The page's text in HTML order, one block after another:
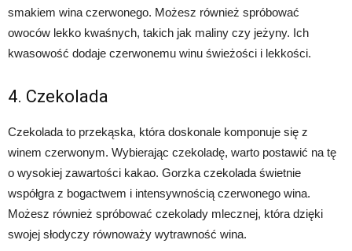
smakiem wina czerwonego. Możesz również spróbować
owoców lekko kwaśnych, takich jak maliny czy jeżyny. Ich
kwasowość dodaje czerwonemu winu świeżości i lekkości.
4. Czekolada
Czekolada to przekąska, która doskonale komponuje się z
winem czerwonym. Wybierając czekoladę, warto postawić na tę
o wysokiej zawartości kakao. Gorzka czekolada świetnie
współgra z bogactwem i intensywnością czerwonego wina.
Możesz również spróbować czekolady mlecznej, która dzięki
swojej słodyczy równoważy wytrawność wina.